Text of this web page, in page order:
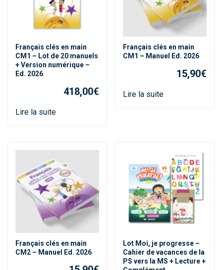
Français clés en main
CM1 – Lot de 20 manuels
+ Version numérique –
Ed. 2026
418,00€
Lire la suite
Français clés en main
CM1 – Manuel Ed. 2026
15,90€
Lire la suite
Français clés en main
CM2 – Manuel Ed. 2026
Lot Moi, je progresse –
Cahier de vacances de la
PS vers la MS + Lecture +